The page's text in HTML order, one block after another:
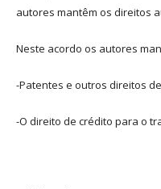
autores mantêm os direitos
Neste acordo os autores
-Patentes e outros direitos
-O direito de crédito para o